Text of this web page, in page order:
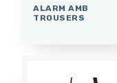
ALARM AMB
TROUSERS